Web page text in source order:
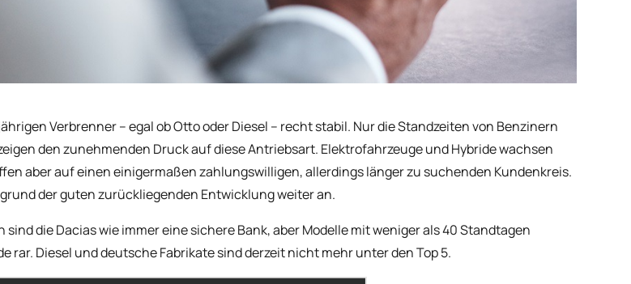
Verbrenner – egal ob Otto oder Diesel – recht stabil. Nur die Standzeiten von Benzinern
den zunehmenden Druck auf diese Antriebsart. Elektrofahrzeuge und Hybride wachsen
aber auf einen einigermaßen zahlungswilligen, allerdings länger zu suchenden Kundenkreis.
der guten zurückliegenden Entwicklung weiter an.
sind die Dacias wie immer eine sichere Bank, aber Modelle mit weniger als 40 Standtagen
rar. Diesel und deutsche Fabrikate sind derzeit nicht mehr unter den Top 5.